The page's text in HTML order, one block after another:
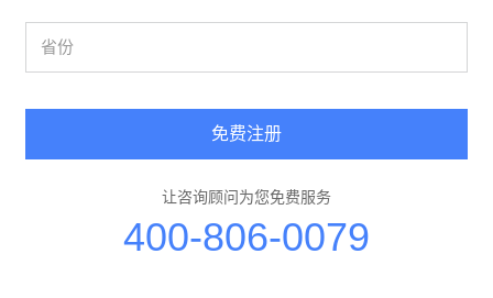
免费注册
让咨询顾问为您免费服务
400-806-0079